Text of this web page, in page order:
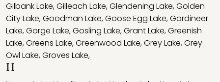
Gilbank Lake,Gilleach Lake,Glendening Lake,Golden
City Lake,Goodman Lake,Goose Egg Lake,Gordineer
Lake,Gorge Lake,Gosling Lake,Grant Lake,Greenish
Lake,Greens Lake,Greenwood Lake,Grey Lake,Grey
Owl Lake,Groves Lake,
H